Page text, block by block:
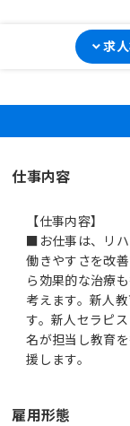
求
仕事内容
【仕事内容】
■お仕事は、リハ
働きやすさを改
ら効果的な治療
考えます。新人
す。新人セラピ
名が担当し教育
援します。
雇用形態